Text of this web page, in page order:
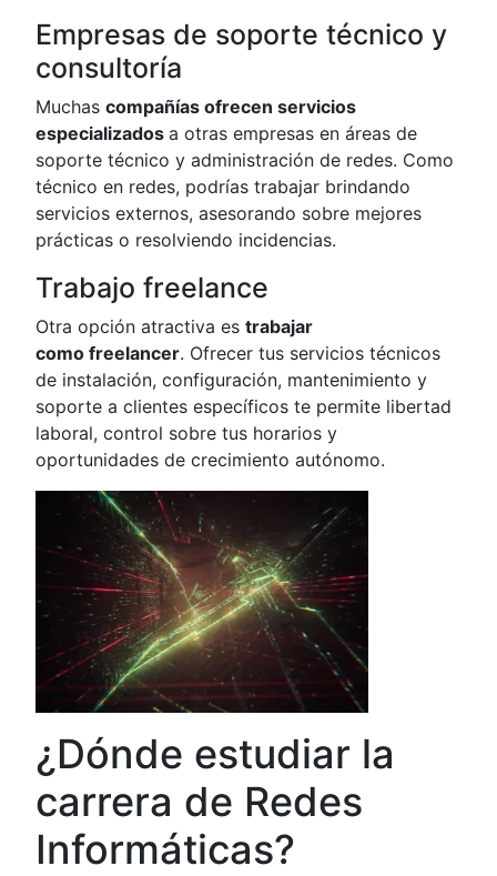
Empresas de soporte técnico y
consultoría
Muchascompañías ofrecen servicios
especializadosa otras empresas en áreas de
soporte técnico y administración de redes. Como
técnico en redes, podrías trabajar brindando
servicios externos, asesorando sobre mejores
prácticas o resolviendo incidencias.
Trabajo freelance
Otra opción atractiva estrabajar
como freelancer. Ofrecer tus servicios técnicos
de instalación, configuración, mantenimiento y
soporte a clientes específicos te permite libertad
laboral, control sobre tus horarios y
oportunidades de crecimiento autónomo.
¿Dónde estudiar la
carrera de Redes
Informáticas?